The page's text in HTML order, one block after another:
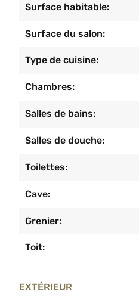
Surface habitable:
Surface du salon:
Type de cuisine:
Chambres:
Salles de bains:
Salles de douche:
Toilettes:
Cave:
Grenier:
Toit:
EXTÉRIEUR